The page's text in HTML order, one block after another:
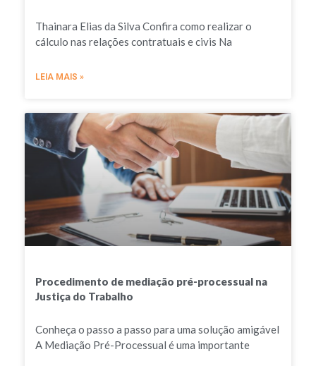
Thainara Elias da Silva Confira como realizar o
cálculo nas relações contratuais e civis Na
LEIA MAIS »
Procedimento de mediação pré-processual na
Justiça do Trabalho
Conheça o passo a passo para uma solução amigável
A Mediação Pré-Processual é uma importante